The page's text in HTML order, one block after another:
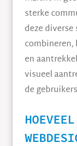
sterke
deze
combineren,
en
visueel
de